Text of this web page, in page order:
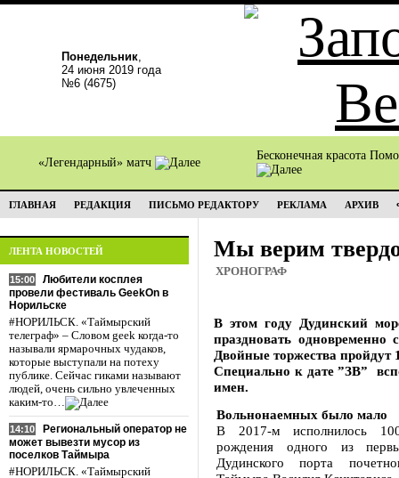
Понедельник,
24 июня 2019 года
№6 (4675)
«Легендарный» матч
Бесконечная красота
ГЛАВНАЯ РЕДАКЦИЯ ПИСЬМО РЕДАКТОРУ РЕКЛАМА АРХИВ
ЛЕНТА НОВОСТЕЙ
15:00
Любители косплея
провели фестиваль GeekOn в
Норильске
#НОРИЛЬСК. «Таймырский
телеграф» – Словом geek когда-то
называли ярмарочных чудаков,
которые выступали на потеху
публике. Сейчас гиками называют
людей, очень сильно увлеченных
каким-то…
14:10
Региональный оператор не
может вывезти мусор из
поселков Таймыра
#НОРИЛЬСК. «Таймырский
Мы верим
ХРОНОГРАФ
В этом году Дудинский
праздновать
Двойные торжества пройдут
Cпециально к дате ”ЗВ”
имен.
Вольнонаемных было мало
В 2017-м исполнилось
рождения одного из
Дудинского порта